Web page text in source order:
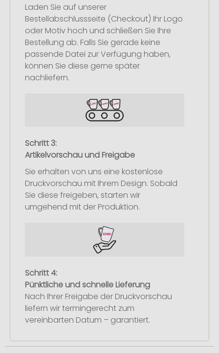
Laden Sie auf unserer
Bestellabschlussseite (Checkout) Ihr Logo
oder Motiv hoch und schließen Sie Ihre
Bestellung ab. Falls Sie gerade keine
passende Datei zur Verfügung haben,
können Sie diese gerne später
nachliefern.
Schritt 3:
Artikelvorschau und Freigabe
Sie erhalten von uns eine kostenlose
Druckvorschau mit Ihrem Design. Sobald
Sie diese freigeben, starten wir
umgehend mit der Produktion.
Schritt 4:
Pünktliche und schnelle Lieferung
Nach Ihrer Freigabe der Druckvorschau
liefern wir termingerecht zum
vereinbarten Datum – garantiert.